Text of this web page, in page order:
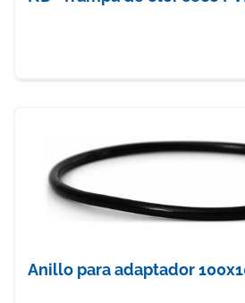
Anillo para adaptador